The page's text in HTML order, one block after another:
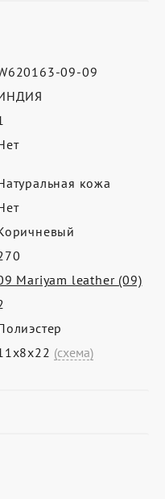
персональных
09-09
кожа
Mariyam leather (09)
(схема)